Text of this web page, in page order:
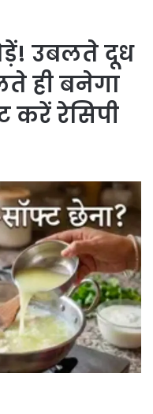
उबलते दूध
ही बनेगा
करें रेसिपी